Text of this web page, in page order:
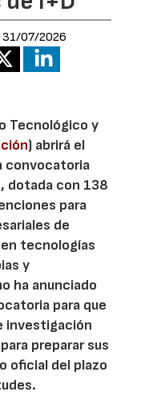
31/07/2026
Tecnológico y
) abrirá el
convocatoria
dotada con 138
para
de
tecnologías
y
ha anunciado
para que
investigación
preparar sus
oficial del plazo